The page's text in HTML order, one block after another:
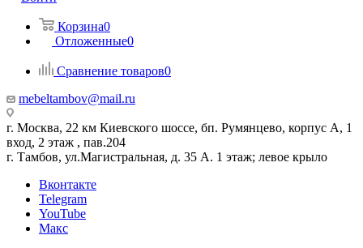
Корзина0
Отложенные0
Сравнение товаров0
mebeltambov@mail.ru
г. Москва, 22 км Киевского шоссе, бп. Румянцево, корпус А, 1
вход, 2 этаж , пав.204
г. Тамбов, ул.Магистральная, д. 35 А. 1 этаж; левое крыло
Вконтакте
Telegram
YouTube
Макс